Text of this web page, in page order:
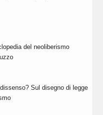
del neoliberismo
Sul disegno di legge